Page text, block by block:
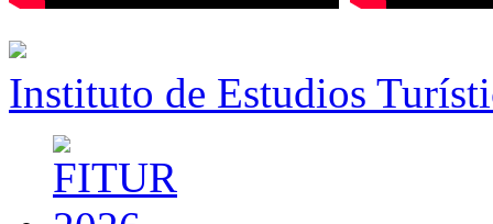
Instituto de Estudios